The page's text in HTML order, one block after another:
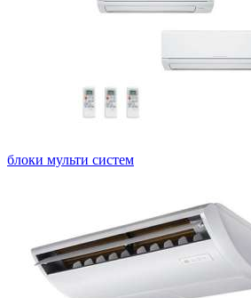
блоки мульти систем